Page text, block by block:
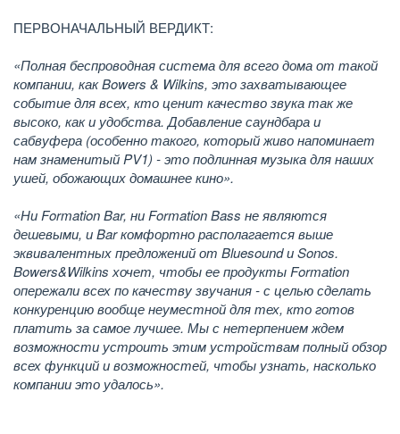
ПЕРВОНАЧАЛЬНЫЙ ВЕРДИКТ:
«Полная беспроводная система для всего дома от такой
компании, как Bowers & Wilkins, это захватывающее
событие для всех, кто ценит качество звука так же
высоко, как и удобства. Добавление саундбара и
сабвуфера (особенно такого, который живо напоминает
нам знаменитый PV1) - это подлинная музыка для наших
ушей, обожающих домашнее кино».
«Ни Formation Bar, ни Formation Bass не являются
дешевыми, и Bar комфортно располагается выше
эквивалентных предложений от Bluesound и Sonos.
Bowers&Wilkins хочет, чтобы ее продукты Formation
опережали всех по качеству звучания - с целью сделать
конкуренцию вообще неуместной для тех, кто готов
платить за самое лучшее. Мы с нетерпением ждем
возможности устроить этим устройствам полный обзор
всех функций и возможностей, чтобы узнать, насколько
компании это удалось».